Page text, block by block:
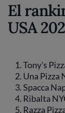
El
USA
Tony's
Una Pizza
Spacca
Ribalta
Razza